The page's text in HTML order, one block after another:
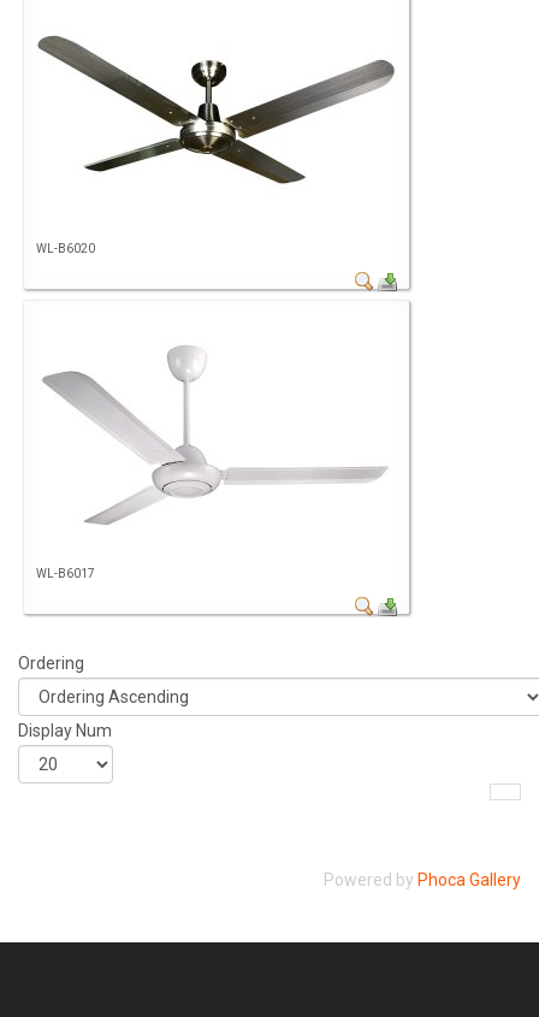
WL-B6020
WL-B6017
Ordering
Display Num
Powered by Phoca Gallery